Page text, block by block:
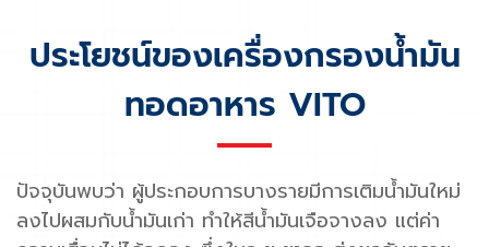
ประโยชน์ของเครื่องกรองน้ำมัน
ทอดอาหาร VITO
ปัจจุบันพบว่า ผู้ประกอบการบางรายมีการเติมน้ำมันใหม่
ลงไปผสมกับน้ำมันเก่า ทำให้สีน้ำมันเจือจางลง แต่ค่า